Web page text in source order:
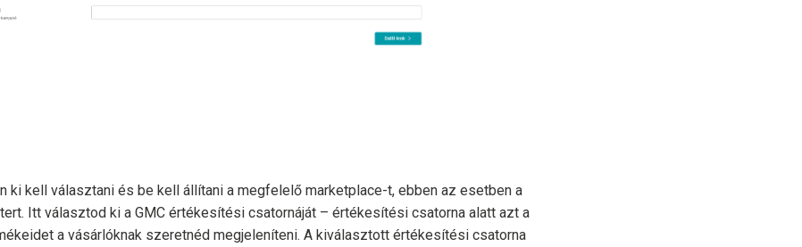
ki kell választani és be kell állítani a megfelelő marketplace-t, ebben az esetben a
Itt választod ki a GMC értékesítési csatornáját – értékesítési csatorna alatt azt a
a vásárlóknak szeretnéd megjeleníteni. A kiválasztott értékesítési csatorna